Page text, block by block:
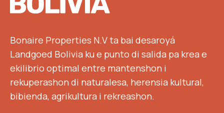
Bonaire Properties N.V ta bai desaroyá
Landgoed Bolivia ku e punto di salida pa krea e
ekilibrio optimal entre mantenshon i
rekuperashon di naturalesa, herensia kultural,
bibienda, agrikultura i rekreashon.